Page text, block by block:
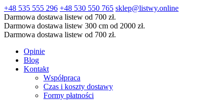
+48 535 555 296 +48 530 550 765 sklep@listwy.online
Darmowa dostawa listew od 700 zł.
Darmowa dostawa listew 300 cm od 2000 zł.
Darmowa dostawa listew od 700 zł.
Opinie
Blog
Kontakt
Współpraca
Czas i koszty dostawy
Formy płatności